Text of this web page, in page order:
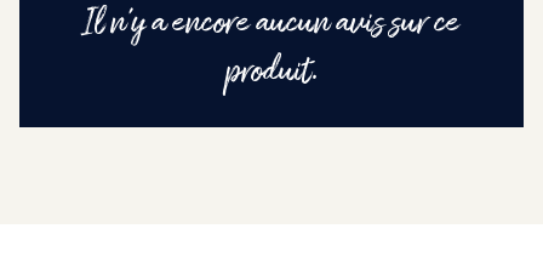
Il n'y a encore aucun avis sur ce
produit.